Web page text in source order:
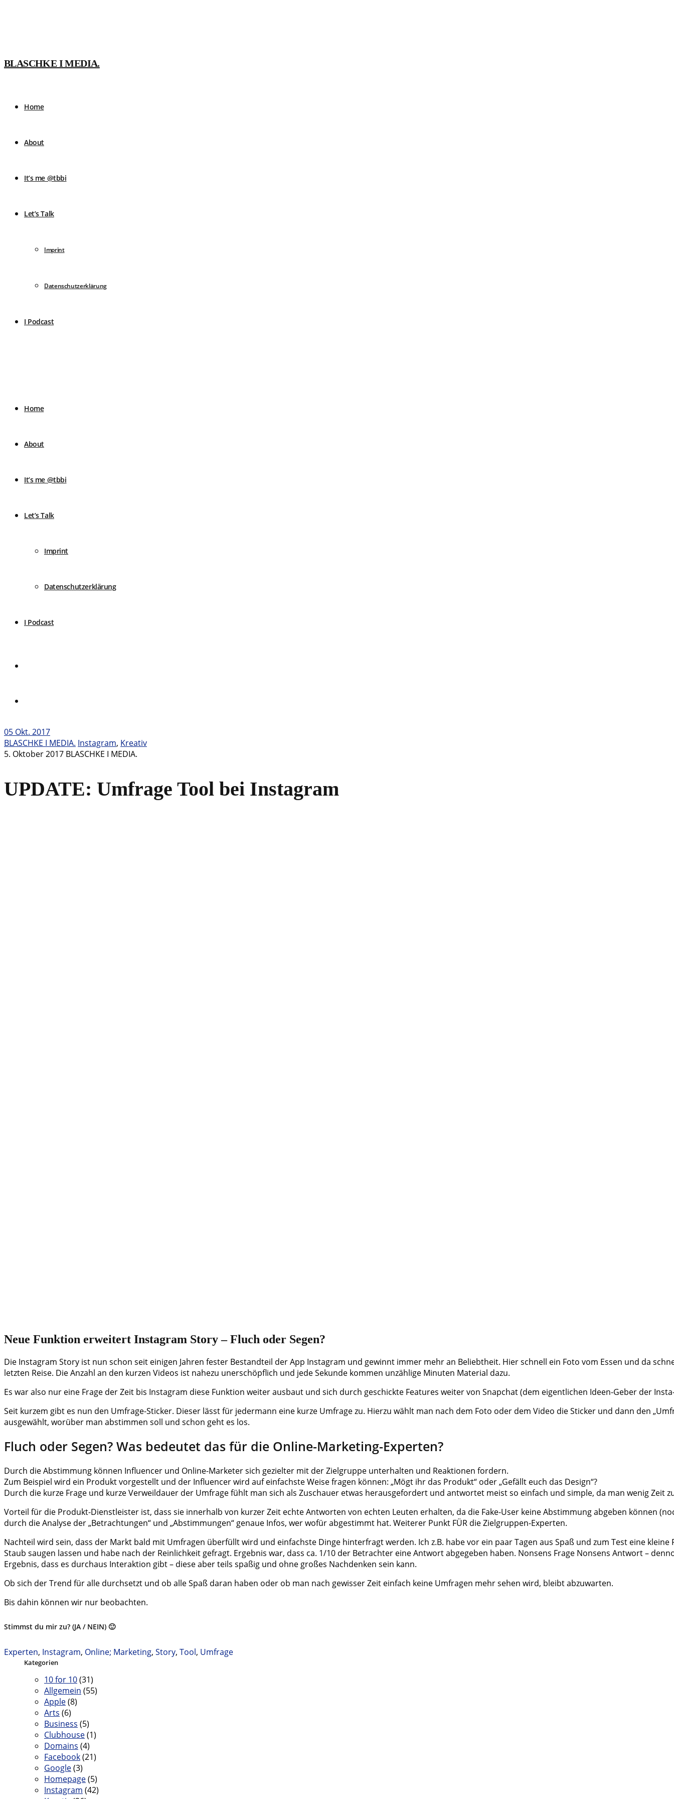
BLASCHKE I MEDIA.
Home
About
It’s me @tbbi
Let’s Talk
Imprint
Datenschutzerklärung
I Podcast
Home
About
It’s me @tbbi
Let’s Talk
Imprint
Datenschutzerklärung
I Podcast
05 Okt. 2017
BLASCHKE I MEDIA. Instagram, Kreativ
5. Oktober 2017 BLASCHKE I MEDIA.
UPDATE: Umfrage Tool bei Instagram
Neue Funktion erweitert Instagram Story – Fluch oder Segen?
Die Instagram Story ist nun schon seit einigen Jahren fester Bestandteil der App Instagram und gewinnt immer mehr an Beliebtheit. Hier schnell ein Foto vom Essen und da
letzten Reise. Die Anzahl an den kurzen Videos ist nahezu unerschöpflich und jede Sekunde kommen unzählige Minuten Material dazu.
Es war also nur eine Frage der Zeit bis Instagram diese Funktion weiter ausbaut und sich durch geschickte Features weiter von Snapchat (dem eigentlichen Ideen-Geber der
Seit kurzem gibt es nun den Umfrage-Sticker. Dieser lässt für jedermann eine kurze Umfrage zu. Hierzu wählt man nach dem Foto oder dem Video die Sticker und dann den
ausgewählt, worüber man abstimmen soll und schon geht es los.
Fluch oder Segen? Was bedeutet das für die Online-Marketing-Experten?
Durch die Abstimmung können Influencer und Online-Marketer sich gezielter mit der Zielgruppe unterhalten und Reaktionen fordern.
Zum Beispiel wird ein Produkt vorgestellt und der Influencer wird auf einfachste Weise fragen können: „Mögt ihr das Produkt“ oder „Gefällt euch das Design“?
Durch die kurze Frage und kurze Verweildauer der Umfrage fühlt man sich als Zuschauer etwas herausgefordert und antwortet meist so einfach und simple, da man wenig Zeit
Vorteil für die Produkt-Dienstleister ist, dass sie innerhalb von kurzer Zeit echte Antworten von echten Leuten erhalten, da die Fake-User keine Abstimmung abgeben können
durch die Analyse der „Betrachtungen“ und „Abstimmungen“ genaue Infos, wer wofür abgestimmt hat. Weiterer Punkt FÜR die Zielgruppen-Experten.
Nachteil wird sein, dass der Markt bald mit Umfragen überfüllt wird und einfachste Dinge hinterfragt werden. Ich z.B. habe vor ein paar Tagen aus Spaß und zum Test eine
Staub saugen lassen und habe nach der Reinlichkeit gefragt. Ergebnis war, dass ca. 1/10 der Betrachter eine Antwort abgegeben haben. Nonsens Frage Nonsens Antwort –
Ergebnis, dass es durchaus Interaktion gibt – diese aber teils spaßig und ohne großes Nachdenken sein kann.
Ob sich der Trend für alle durchsetzt und ob alle Spaß daran haben oder ob man nach gewisser Zeit einfach keine Umfragen mehr sehen wird, bleibt abzuwarten.
Bis dahin können wir nur beobachten.
Stimmst du mir zu? (JA / NEIN) 🙂
Experten, Instagram, Online; Marketing, Story, Tool, Umfrage
Kategorien
10 for 10(31)
Allgemein (55)
Apple(8)
Arts (6)
Business (5)
Clubhouse(1)
Domains (4)
Facebook(21)
Google(3)
Homepage(5)
Instagram (42)